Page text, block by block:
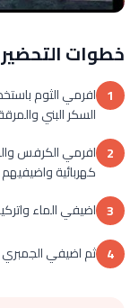
خطوات التحضير
1 افرمي الثوم
السكر البني
2 افرمي الكرفس
كهربائية
3 اضيفي الماء
4 ثم اضيفي الجمبري